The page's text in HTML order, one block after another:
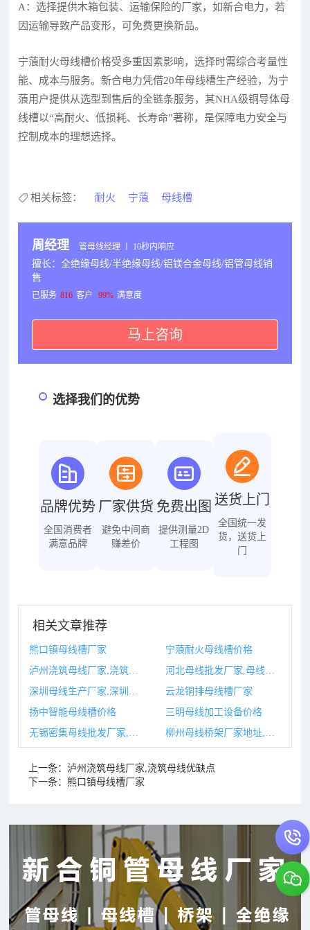
A：选择提供木箱包装、运输保险的厂家，如新合电力，若
因运输导致产品变形，可免费更换新品。
宁蒗耐火母线槽价格受多重因素影响，选择时需综合考量性
能、成本与服务。新合电力凭借20年母线槽生产经验，为宁
蒗用户提供从选型到售后的全链条服务，其NHA级铜导体母
线槽以“高耐火、低损耗、长寿命”著称，是保障电力安全与
控制成本的理想选择。
相关标签： 耐火 宁蒗 母线槽
周经理 管母线经理 丨 10秒内响应
擅长：全绝缘母线/半绝缘母线/铝镁合金母线/铝管母线销
售
已服务 816 客户 99% 满意度
马上咨询
选择我们的优势
品牌优势
全国消费者
满意品牌
厂家供货
避免中间商
赚差价
免费出图
提供测量2D
工程图
送货上门
全国统一发
货，送货上
门
相关文章推荐
熊口镇母线槽厂家
宁蒗耐火母线槽价格
云龙铜排母线槽厂家
扬中智能母线槽价格
三明母线加工设备价格
上一条：泸州浇筑母线厂家,浇筑母线优缺点
下一条： 熊口镇母线槽厂家